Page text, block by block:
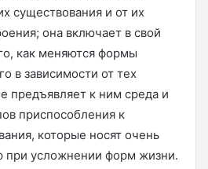
существования и от их
она включает в свой
как меняются формы
в зависимости от тех
предъявляет к ним среда и
приспособления к
которые носят очень
при усложнении форм жизни.